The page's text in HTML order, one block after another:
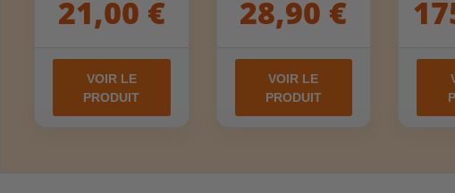
21,00 €
VOIR LE
PRODUIT
28,90 €
VOIR LE
PRODUIT